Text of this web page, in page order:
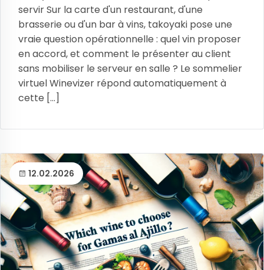
servir Sur la carte d'un restaurant, d'une
brasserie ou d'un bar à vins, takoyaki pose une
vraie question opérationnelle : quel vin proposer
en accord, et comment le présenter au client
sans mobiliser le serveur en salle ? Le sommelier
virtuel Winevizer répond automatiquement à
cette [...]
12.02.2026